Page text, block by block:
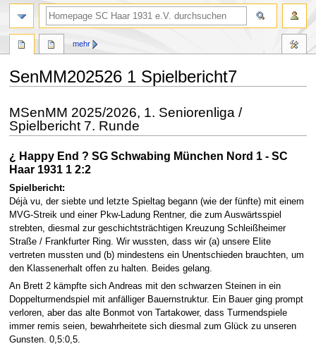
SenMM202526 1 Spielbericht7
Navigation
springen
Suche
springen
MSenMM 2025/2026, 1. Seniorenliga /
Spielbericht 7. Runde
¿ Happy End ? SG Schwabing München Nord 1 - SC
Haar 1931 1 2:2
Spielbericht:
Déjà vu, der siebte und letzte Spieltag begann (wie der fünfte) mit einem
MVG-Streik und einer Pkw-Ladung Rentner, die zum Auswärtsspiel
strebten, diesmal zur geschichtsträchtigen Kreuzung Schleißheimer
Straße / Frankfurter Ring. Wir wussten, dass wir (a) unsere Elite
vertreten mussten und (b) mindestens ein Unentschieden brauchten, um
den Klassenerhalt offen zu halten. Beides gelang.
An Brett 2 kämpfte sich Andreas mit den schwarzen Steinen in ein
Doppelturmendspiel mit anfälliger Bauernstruktur. Ein Bauer ging prompt
verloren, aber das alte Bonmot von Tartakower, dass Turmendspiele
immer remis seien, bewahrheitete sich diesmal zum Glück zu unseren
Gunsten. 0,5:0,5.
mehr
Suche